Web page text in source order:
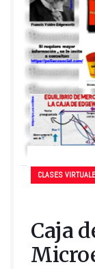
CLASES
Caja